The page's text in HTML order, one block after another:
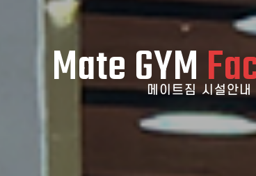
Mate GYM
메이트짐 시설안내